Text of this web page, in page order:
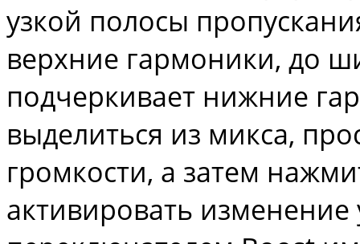
узкой полосы
верхние гармоники, до
подчеркивает нижние
выделиться из микса,
громкости, а затем
активировать